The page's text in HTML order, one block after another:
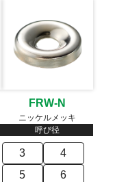
FRW-N
ニッケルメッキ
呼び径
3
4
5
6